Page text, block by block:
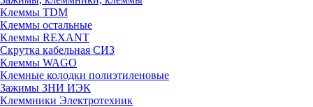
Клеммы TDM
Клеммы остальные
Клеммы REXANT
Скрутка кабельная СИЗ
Клеммы WAGO
Клемные колодки полиэтиленовые
Зажимы ЗНИ ИЭК
Клеммники Электротехник